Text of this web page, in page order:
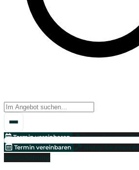
Termin vereinbaren Bieten Sie einen
Termin vereinbaren
Bieten Sie einen
Wertschätzung